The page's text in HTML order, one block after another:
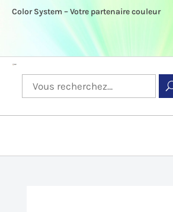
Color System – Votre partenaire couleur